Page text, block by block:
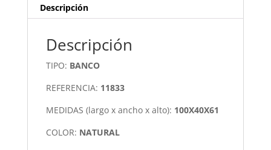
Descripción
Descripción
TIPO: BANCO
REFERENCIA: 11833
MEDIDAS (largo x ancho x alto): 100X40X61
COLOR: NATURAL